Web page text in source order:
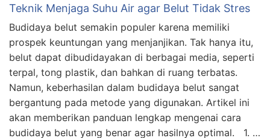
Teknik Menjaga Suhu Air agar Belut Tidak Stres
Budidaya belut semakin populer karena memiliki
prospek keuntungan yang menjanjikan. Tak hanya itu,
belut dapat dibudidayakan di berbagai media, seperti
terpal, tong plastik, dan bahkan di ruang terbatas.
Namun, keberhasilan dalam budidaya belut sangat
bergantung pada metode yang digunakan. Artikel ini
akan memberikan panduan lengkap mengenai cara
budidaya belut yang benar agar hasilnya optimal. 1. …